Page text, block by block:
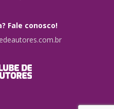
Fale conosco!